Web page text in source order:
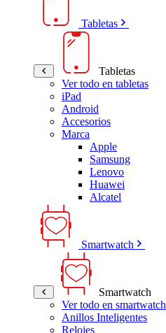
Tabletas
Tabletas
Ver todo en tabletas
iPad
Android
Accesorios
Marca
Apple
Samsung
Lenovo
Huawei
Alcatel
Smartwatch
Smartwatch
Ver todo en smartwatch
Anillos Inteligentes
Relojes